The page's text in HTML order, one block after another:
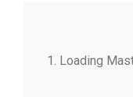
Loading